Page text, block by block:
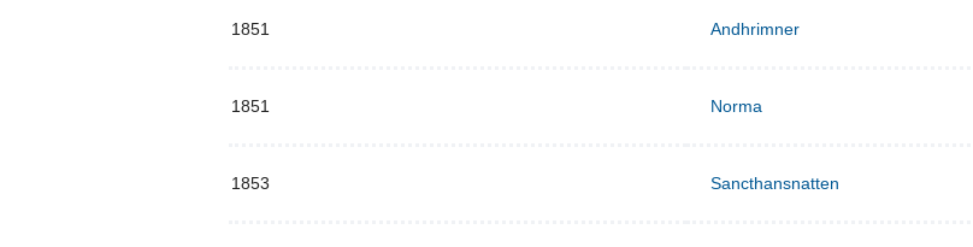
1851 Andhrimner
1851 Norma
1853 Sancthansnatten